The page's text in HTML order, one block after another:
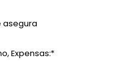
asegura
Expensas:*